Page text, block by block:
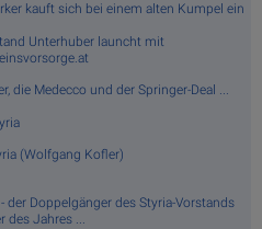
kauft sich bei einem alten Kumpel ein
Unterhuber launcht mit
die Medecco und der Springer-Deal ...
(Wolfgang Kofler)
der Doppelgänger des Styria-Vorstands
des Jahres ...